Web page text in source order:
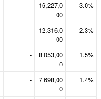
-
16,227,0
00
3.0%
-
12,316,0
00
2.3%
-
8,053,00
0
1.5%
-
7,698,00
0
1.4%